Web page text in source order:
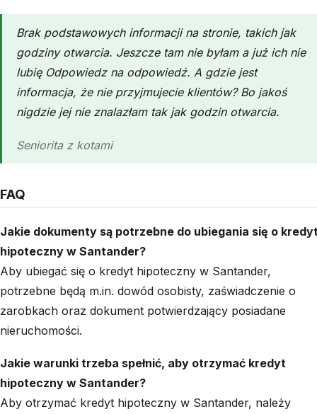
Brak podstawowych informacji na stronie, takich jak
godziny otwarcia. Jeszcze tam nie byłam a już ich nie
lubię Odpowiedz na odpowiedź. A gdzie jest
informacja, że nie przyjmujecie klientów? Bo jakoś
nigdzie jej nie znalazłam tak jak godzin otwarcia.
Seniorita z kotami
FAQ
Jakie dokumenty są potrzebne do ubiegania się o
hipoteczny w Santander?
Aby ubiegać się o kredyt hipoteczny w Santander,
potrzebne będą m.in. dowód osobisty, zaświadczenie o
zarobkach oraz dokument potwierdzający posiadane
nieruchomości.
Jakie warunki trzeba spełnić, aby otrzymać kredyt
hipoteczny w Santander?
Aby otrzymać kredyt hipoteczny w Santander, należy